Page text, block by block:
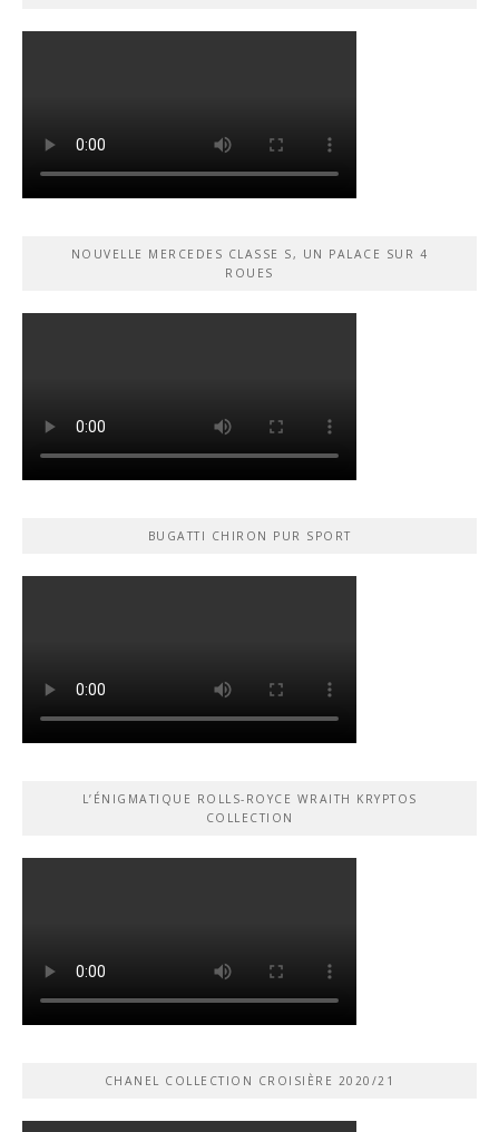
NOUVELLE MERCEDES CLASSE S, UN PALACE SUR 4
ROUES
BUGATTI CHIRON PUR SPORT
L’ÉNIGMATIQUE ROLLS-ROYCE WRAITH KRYPTOS
COLLECTION
CHANEL COLLECTION CROISIÈRE 2020/21